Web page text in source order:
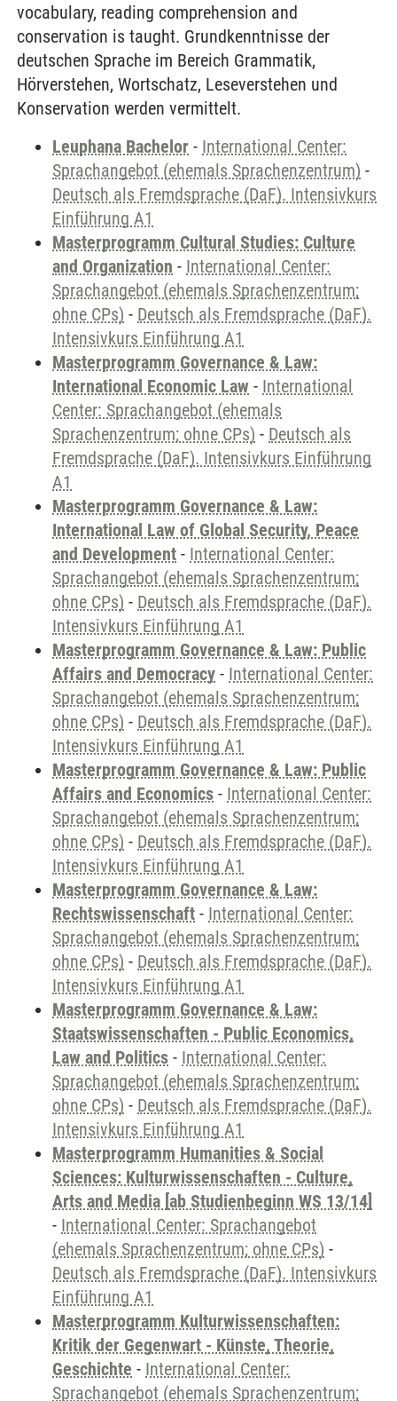
vocabulary, reading comprehension and
conservation is taught. Grundkenntnisse der
deutschen Sprache im Bereich Grammatik,
Hörverstehen, Wortschatz, Leseverstehen und
Konservation werden vermittelt.
Leuphana Bachelor - International Center:
Sprachangebot (ehemals Sprachenzentrum) -
Deutsch als Fremdsprache (DaF). Intensivkurs
Einführung A1
Masterprogramm Cultural Studies: Culture
and Organization - International Center:
Sprachangebot (ehemals Sprachenzentrum;
ohne CPs) - Deutsch als Fremdsprache (DaF).
Intensivkurs Einführung A1
Masterprogramm Governance & Law:
International Economic Law - International
Center: Sprachangebot (ehemals
Sprachenzentrum; ohne CPs) - Deutsch als
Fremdsprache (DaF). Intensivkurs Einführung
A1
Masterprogramm Governance & Law:
International Law of Global Security, Peace
and Development - International Center:
Sprachangebot (ehemals Sprachenzentrum;
ohne CPs) - Deutsch als Fremdsprache (DaF).
Intensivkurs Einführung A1
Masterprogramm Governance & Law: Public
Affairs and Democracy - International Center:
Sprachangebot (ehemals Sprachenzentrum;
ohne CPs) - Deutsch als Fremdsprache (DaF).
Intensivkurs Einführung A1
Masterprogramm Governance & Law: Public
Affairs and Economics - International Center:
Sprachangebot (ehemals Sprachenzentrum;
ohne CPs) - Deutsch als Fremdsprache (DaF).
Intensivkurs Einführung A1
Masterprogramm Governance & Law:
Rechtswissenschaft - International Center:
Sprachangebot (ehemals Sprachenzentrum;
ohne CPs) - Deutsch als Fremdsprache (DaF).
Intensivkurs Einführung A1
Masterprogramm Governance & Law:
Staatswissenschaften - Public Economics,
Law and Politics - International Center:
Sprachangebot (ehemals Sprachenzentrum;
ohne CPs) - Deutsch als Fremdsprache (DaF).
Intensivkurs Einführung A1
Masterprogramm Humanities & Social
Sciences: Kulturwissenschaften - Culture,
Arts and Media [ab Studienbeginn WS 13/14]
- International Center: Sprachangebot
(ehemals Sprachenzentrum; ohne CPs) -
Deutsch als Fremdsprache (DaF). Intensivkurs
Einführung A1
Masterprogramm Kulturwissenschaften:
Kritik der Gegenwart - Künste, Theorie,
Geschichte - International Center:
Sprachangebot (ehemals Sprachenzentrum;